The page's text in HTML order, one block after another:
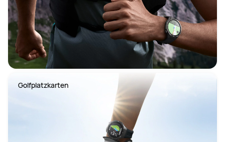
Golfplatzkarten